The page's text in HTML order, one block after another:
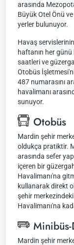
arasında
Büyük Otel Önü
yerler bulunuyor.
Havaş
haftanın her günü
saatleri ve
Otobüs
487 numarasını
havalimanı
sunuyor.
Otobüs
Mardin şehir
oldukça pratiktir.
arasında sefer
içeren bir
Havalimanı'na
kullanarak direkt
şehir
Havalimanı'na
Mardin şehir